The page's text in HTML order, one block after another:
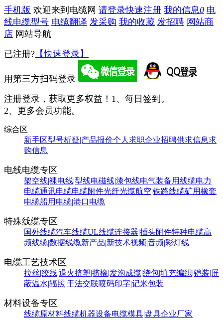
手机版 欢迎来到电缆网 请登录快速注册 我的信息0 电
线电缆型号 电缆翻译 发采购 我的收藏 发招聘 网站商
店 网站导航
已注册? 【快速登录】
用第三方扫码登录
注册登录，获取更多权益！ 1、每日签到。
2、更多会员功能。
综合区
新手区型号析疑|产品报价个人求职企业招聘供求信息求
购信息
电线电缆专区
架空线|裸电线|型线电磁线|漆包线电气装备用线缆电力
电缆通讯电缆电缆附件光纤光缆航空|铁路线缆矿用橡套
电缆船用电缆|港口电缆
特殊线缆专区
国外线缆汽车线缆UL线缆连接器|插头附件特种电缆高
频线缆|数据线缆新产品|新技术视频|音频|彩灯线
电缆工艺技术区
拉丝|绞线|退火挤塑|挤橡|发泡成缆|绕包|填充编织|铠装|屏
蔽温水|辐照|干法交联喷码印字|记米包装
材料设备专区
线缆原材料线缆机器设备电缆模具|盘具企业厂家